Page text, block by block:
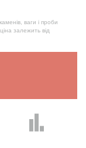
ваги і проби
залежить від